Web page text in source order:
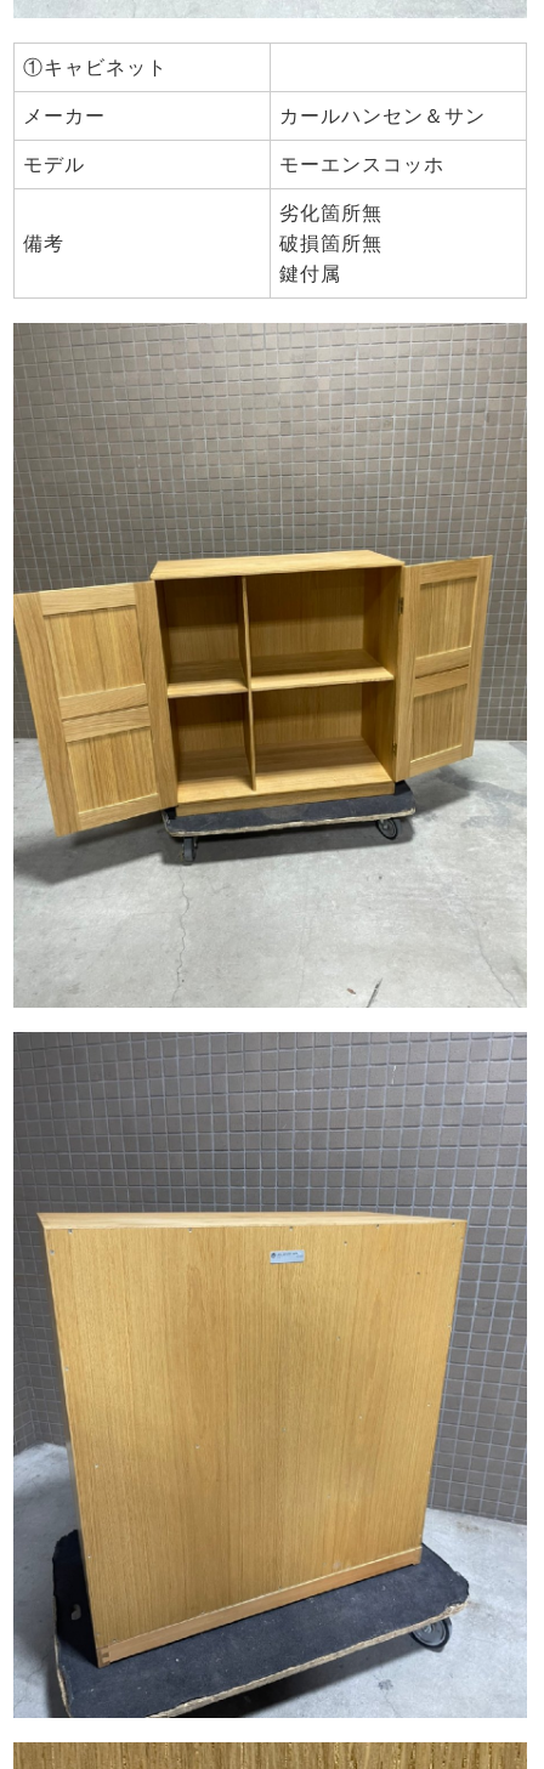
①キャビネット
メーカー カールハンセン＆サン
モデル モーエンスコッホ
備考
劣化箇所無
破損箇所無
鍵付属